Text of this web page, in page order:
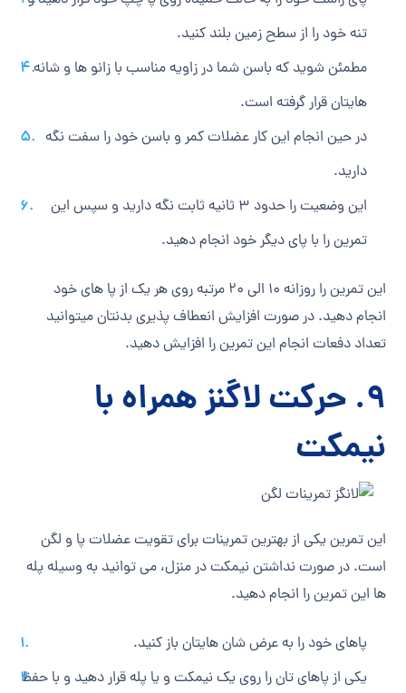
تنه خود را از سطح زمین بلند کنید.
مطمئن شوید که باسن شما در زاویه مناسب با زانو ها و شانه
هایتان قرار گرفته است.
در حین انجام این کار عضلات کمر و باسن خود را سفت نگه
دارید.
این وضعیت را حدود 3 ثانیه ثابت نگه دارید و سپس این
تمرین را با پای دیگر خود انجام دهید.
این تمرین را روزانه 10 الی 20 مرتبه روی هر یک از پا های خود
انجام دهید. در صورت افزایش انعطاف پذیری بدنتان می‎توانید
تعداد دفعات انجام این تمرین را افزایش دهید.
9. حرکت لاگنز همراه با
نیمکت
این تمرین یکی از بهترین تمرینات برای تقویت عضلات پا و لگن
است. در صورت نداشتن نیمکت در منزل، می‎ توانید به وسیله پله
ها این تمرین را انجام دهید.
پاهای خود را به عرض شان هایتان باز کنید.
یکی از پاهای تان را روی یک نیمکت و یا پله قرار دهید و با حفظ